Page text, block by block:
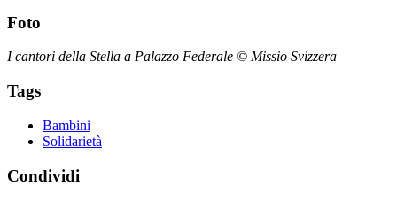
Foto
I cantori della Stella a Palazzo Federale © Missio Svizzera
Tags
Bambini
Solidarietà
Condividi